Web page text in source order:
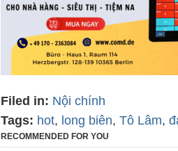
Filed in: Nội chính
Tags: hot, long biên, Tô Lâm,
RECOMMENDED FOR YOU